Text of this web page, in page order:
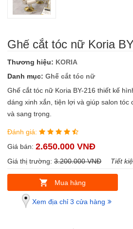
Ghế cắt tóc nữ Koria
Thương hiệu: KORIA
Danh mục: Ghế cắt tóc nữ
Ghế cắt tóc nữ Koria BY-216 thiết kế
dáng xinh xắn, tiện lợi và giúp salon tóc
và sang trọng.
Đánh giá:
Giá bán: 2.650.000 VNĐ
Giá thị trường: 3.200.000 VNĐ Tiết
Mua hàng
Xem địa chỉ 3 cửa hàng